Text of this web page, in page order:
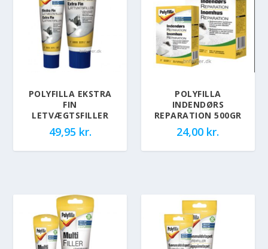
POLYFILLA EKSTRA
FIN
LETVÆGTSFILLER
49,95 kr.
POLYFILLA
INDENDØRS
REPARATION 500GR
24,00 kr.